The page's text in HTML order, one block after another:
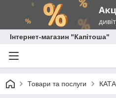
Інтернет-магазин "Капітоша"
Товари та послуги